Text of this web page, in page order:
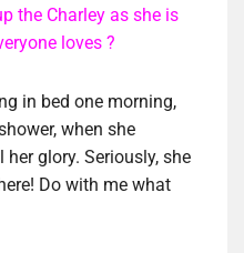
the Charley as she is
loves ?
in bed one morning,
when she
glory. Seriously, she
Do with me what